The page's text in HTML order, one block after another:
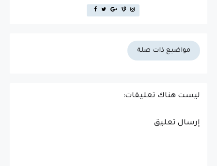
مواضيع ذات صلة
ليست هناك تعليقات:
إرسال تعليق